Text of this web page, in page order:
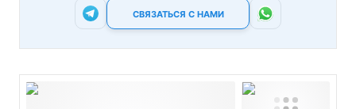
СВЯЗАТЬСЯ С НАМИ